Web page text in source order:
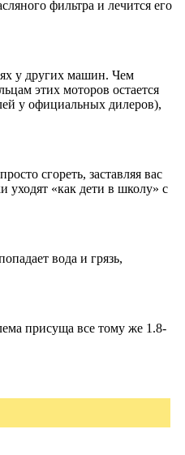
фильтра и лечится его
у других машин. Чем
этих моторов остается
у официальных дилеров),
сгореть, заставляя вас
уходят «как дети в школу» с
вода и грязь,
присуща все тому же 1.8-